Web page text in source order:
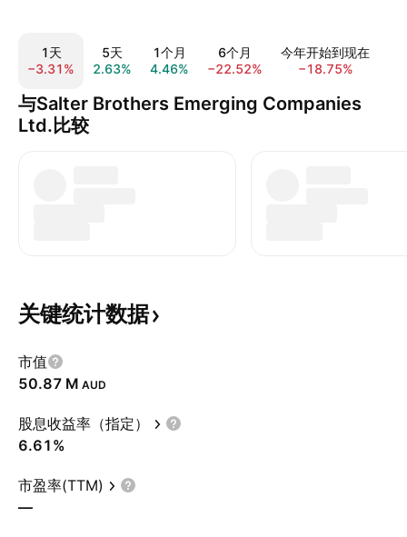
1天
−3.31%
5天
2.63%
1个月
4.46%
6个月
−22.52%
今年开始到现在
−18.75%
与Salter Brothers Emerging Companies
Ltd.比较
关键统计数据
市值
‪50.87 M‬ AUD
股息收益率（指定）
6.61%
市盈率(TTM)
—